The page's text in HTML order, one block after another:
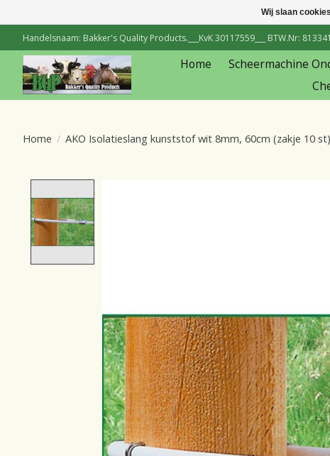
Handelsnaam: Bakker's Quality Products.___KvK 30117559___ BTW.Nr:
Home Scheermachine
Home / AKO Isolatieslang kunststof wit 8mm, 60cm (zakje 10 st)
Wij slaan